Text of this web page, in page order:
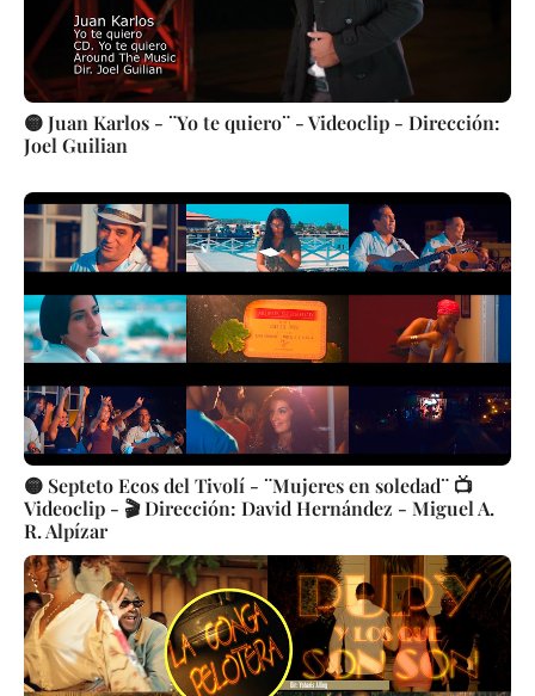
🟡 Juan Karlos - ¨Yo te quiero¨ - Videoclip - Dirección:
Joel Guilian
🟡 Septeto Ecos del Tivolí - ¨Mujeres en soledad¨ 📺
Videoclip - 🎬 Dirección: David Hernández - Miguel A.
R. Alpízar